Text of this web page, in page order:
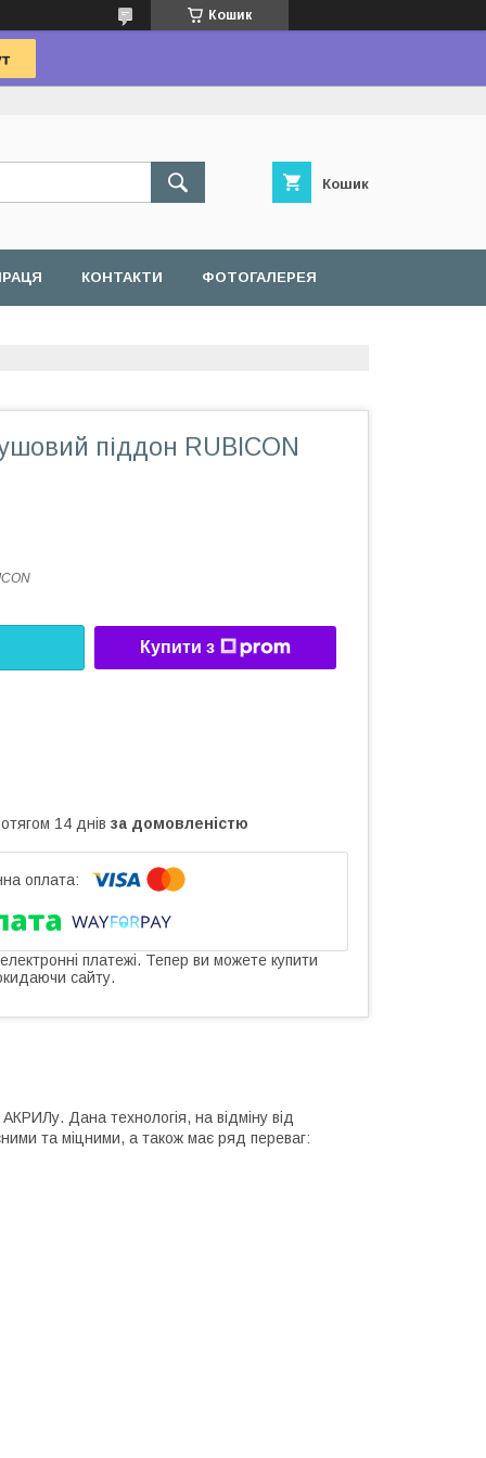
Кошик
Кошик
КОНТАКТИ ФОТОГАЛЕРЕЯ
піддон RUBICON
Купити з
14 днів за домовленістю
платежі. Тепер ви можете купити
сайту.
Дана технологія, на відміну від
та міцними, а також має ряд переваг: